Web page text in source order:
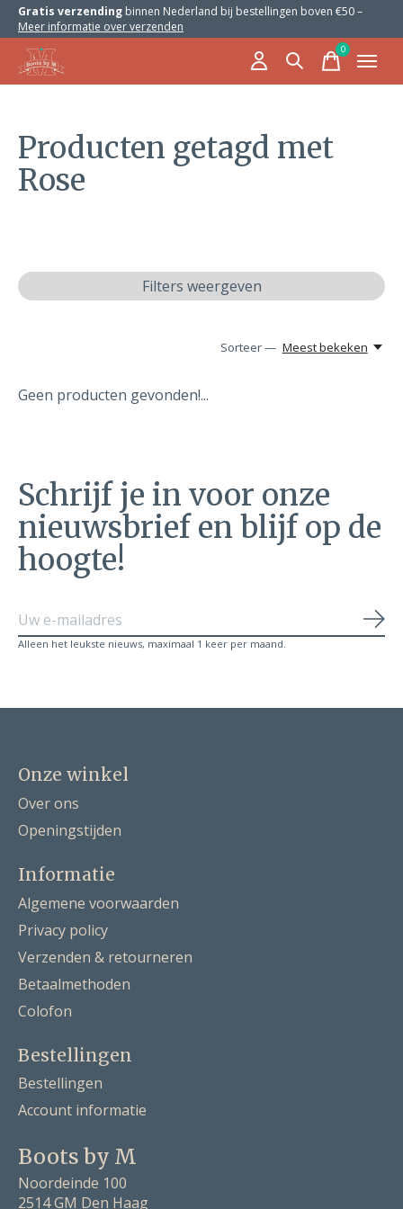
Gratis verzending binnen Nederland bij bestellingen boven €50 –
Meer informatie over verzenden
0items
Producten getagd met
Rose
Filters weergeven
Sorteer — Meest bekeken
Geen producten gevonden!...
Schrijf je in voor onze
nieuwsbrief en blijf op de
hoogte!
Alleen het leukste nieuws, maximaal 1 keer per maand.
Onze winkel
Over ons
Openingstijden
Informatie
Algemene voorwaarden
Privacy policy
Verzenden & retourneren
Betaalmethoden
Colofon
Bestellingen
Bestellingen
Account informatie
Boots by M
Noordeinde 100
2514 GM Den Haag